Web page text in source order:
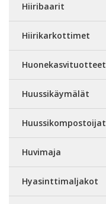
Hiiribaarit
Hiirikarkottimet
Huonekasvituotteet
Huussikäymälät
Huussikompostoijat
Huvimaja
Hyasinttimaljakot